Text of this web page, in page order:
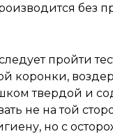
без
пройти
коронки,
твердой и
не на той
но с